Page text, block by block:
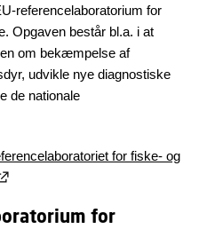
referencelaboratorium for
Opgaven består bl.a. i at
om bekæmpelse af
udvikle nye diagnostiske
de nationale
for fiske- og
for